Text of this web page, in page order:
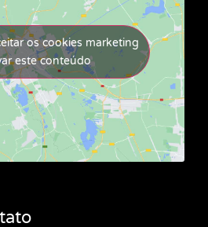
os cookies marketing
este conteúdo